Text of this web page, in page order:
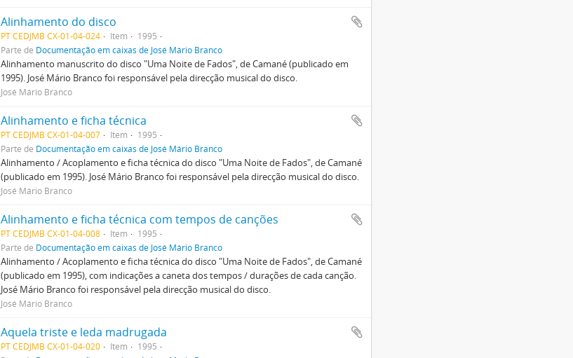
Alinhamento do disco
PT CEDJMB CX-01-04-024 Item
1995
Parte de Documentação em caixas de José Mário Branco
Alinhamento manuscrito do disco "Uma Noite de Fados", de Camané (publicado em
1995). José Mário Branco foi responsável pela direcção musical do disco.
José Mário Branco
Alinhamento e ficha técnica
PT CEDJMB CX-01-04-007 Item
1995
Parte de Documentação em caixas de José Mário Branco
Alinhamento / Acoplamento e ficha técnica do disco "Uma Noite de Fados", de Camané
(publicado em 1995). José Mário Branco foi responsável pela direcção musical do disco.
José Mário Branco
Alinhamento e ficha técnica com tempos de canções
PT CEDJMB CX-01-04-008 Item
1995
Parte de Documentação em caixas de José Mário Branco
Alinhamento / Acoplamento e ficha técnica do disco "Uma Noite de Fados", de Camané
(publicado em 1995), com indicações a caneta dos tempos / durações de cada canção.
José Mário Branco foi responsável pela direcção musical do disco.
José Mário Branco
Aquela triste e leda madrugada
PT CEDJMB CX-01-04-020 Item
1995